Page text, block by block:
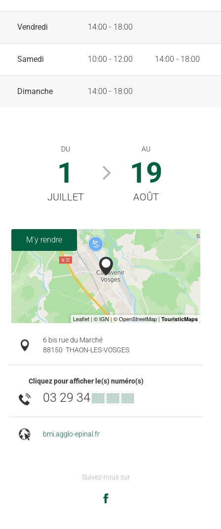
Vendredi 14:00 - 18:00
Samedi 10:00 - 12:00 14:00 - 18:00
Dimanche 14:00 - 18:00
DU
1
JUILLET
AU
19
AOÛT
M'y rendre
6 bis rue du Marché
88150 THAON-LES-VOSGES
Cliquez pour afficher le(s) numéro(s)
03 29 34▒▒ ▒▒ ▒▒
bmi.agglo-epinal.fr
Suivez-nous sur